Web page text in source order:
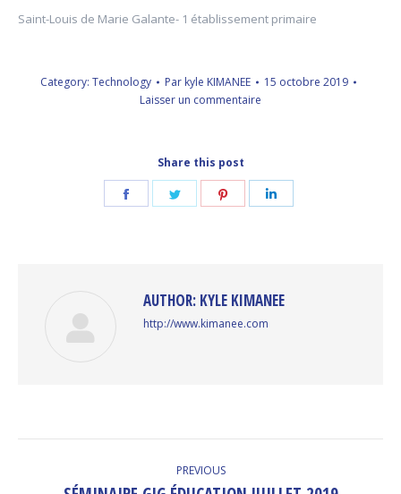
Saint-Louis de Marie Galante- 1 établissement primaire
Category: Technology Par kyle KIMANEE
15 octobre 2019
Laisser un commentaire
Share this post
Share
Share
Share
AUTHOR: KYLE KIMANEE
http://www.kimanee.com
POST
PREVIOUS